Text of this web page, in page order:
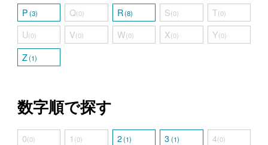
P(3) Q(0) R(8) S(0) T(0)
U(0) V(0) W(0) X(0) Y(0)
Z(1)
数字順で探す
0(0) 1 (0) 2(1) 3(1) 4(0)